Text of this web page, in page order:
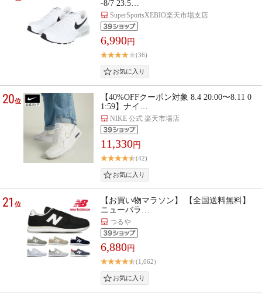
-8/7 23:5…
SuperSportsXEBIO楽天市場支店
6,990円
(36)
20位
【40%OFFクーポン対象 8.4 20:00〜8.11 0
1:59】ナイ…
NIKE 公式 楽天市場店
11,330円
(42)
21位
【お買い物マラソン】 【全国送料無料】
ニューバラ…
つるや
6,880円
(1,062)